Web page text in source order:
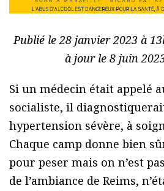
Publié le 28 janvier 2023 à
à jour le 8 juin
Si un médecin était appelé
socialiste, il
hypertension sévère, à
Chaque camp donne bien
pour peser mais on n’est
de l’ambiance de Reims,